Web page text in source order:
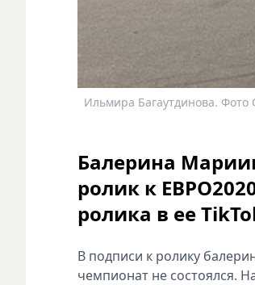
Ильмира Багаутдинова.
Балерина
ролик к
ролика в ее
В подписи к ролику
чемпионат не состоялся.